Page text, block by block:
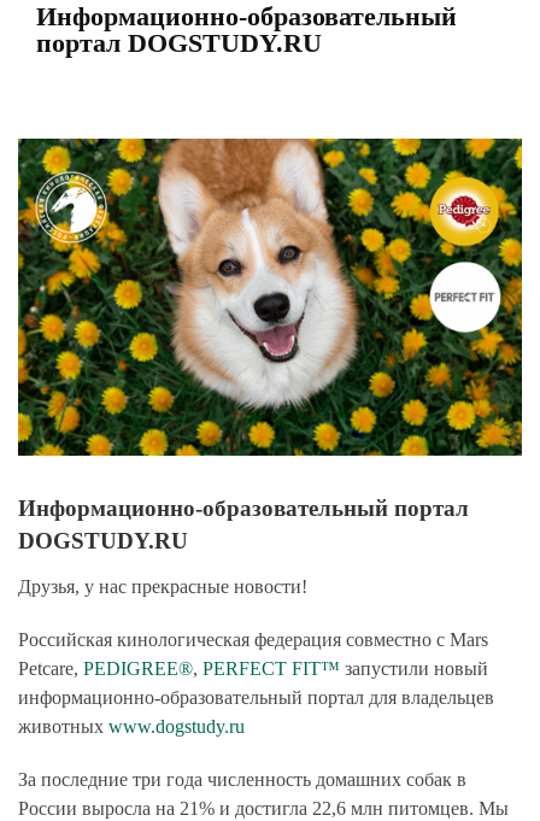
Информационно-образовательный
портал DOGSTUDY.RU
View
Larger
Image
Информационно-образовательный портал
DOGSTUDY.RU
Друзья, у нас прекрасные новости!
Российская кинологическая федерация совместно с Mars
Petcare, PEDIGREE®, PERFECT FIT™ запустили новый
информационно-образовательный портал для владельцев
животных www.dogstudy.ru
За последние три года численность домашних собак в
России выросла на 21% и достигла 22,6 млн питомцев. Мы